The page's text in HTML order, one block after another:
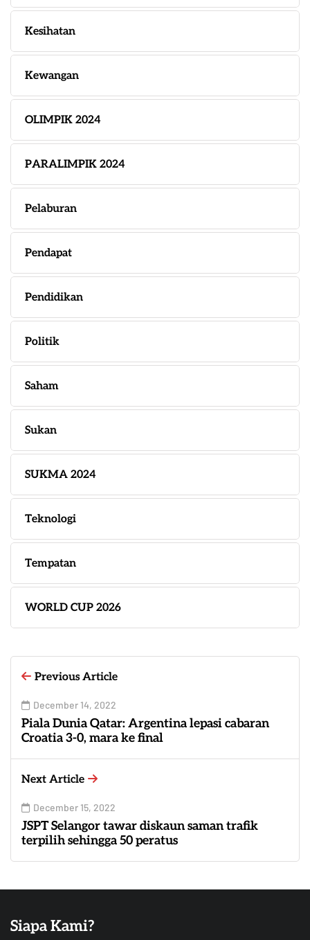
Kesihatan
Kewangan
OLIMPIK 2024
PARALIMPIK 2024
Pelaburan
Pendapat
Pendidikan
Politik
Saham
Sukan
SUKMA 2024
Teknologi
Tempatan
WORLD CUP 2026
Previous Article
December 14, 2022
Piala Dunia Qatar: Argentina lepasi cabaran
Croatia 3-0, mara ke final
Next Article
December 15, 2022
JSPT Selangor tawar diskaun saman trafik
terpilih sehingga 50 peratus
Siapa Kami?